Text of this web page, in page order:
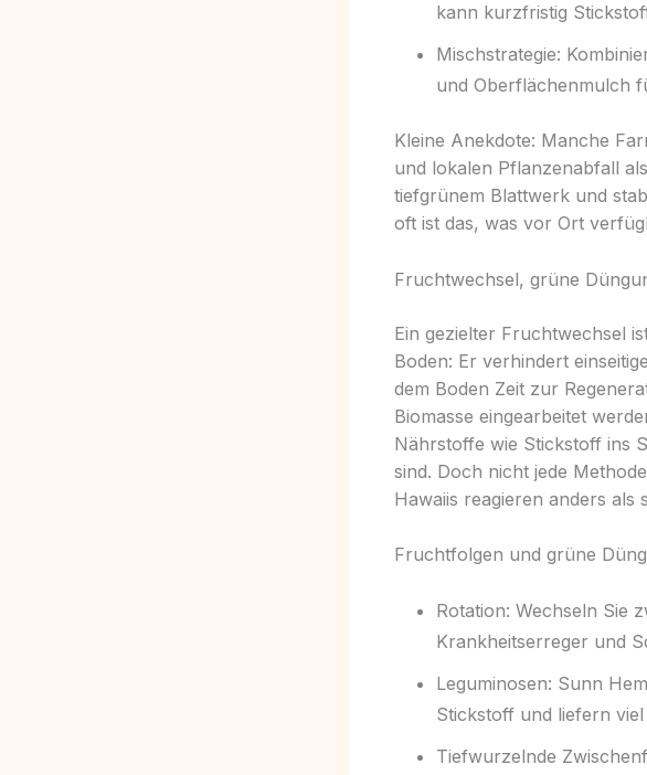
kann kurzfristig
Mischstrategie:
und Oberflächenmulch
Kleine Anekdote: Manche
und lokalen Pflanzenabfall
tiefgrünem Blattwerk und
oft ist das, was vor Ort
Fruchtwechsel, grüne
Ein gezielter Fruchtwechsel
Boden: Er verhindert
dem Boden Zeit zur
Biomasse eingearbeitet
Nährstoffe wie Stickstoff ins
sind. Doch nicht jede
Hawaiis reagieren anders als
Fruchtfolgen und grüne
Rotation: Wechseln Sie
Krankheitserreger und
Leguminosen: Sunn
Stickstoff und liefern
Tiefwurzelnde